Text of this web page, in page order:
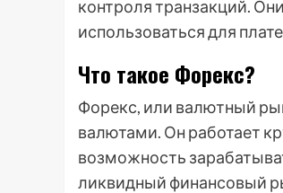
контроля транзакций.
использоваться для
Что такое Форекс?
Форекс, или валютный
валютами. Он работает
возможность
ликвидный финансовый